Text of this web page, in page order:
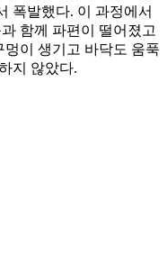
폭발했다. 이 과정에서
함께 파편이 떨어졌고
이 생기고 바닥도 움푹
지 않았다.